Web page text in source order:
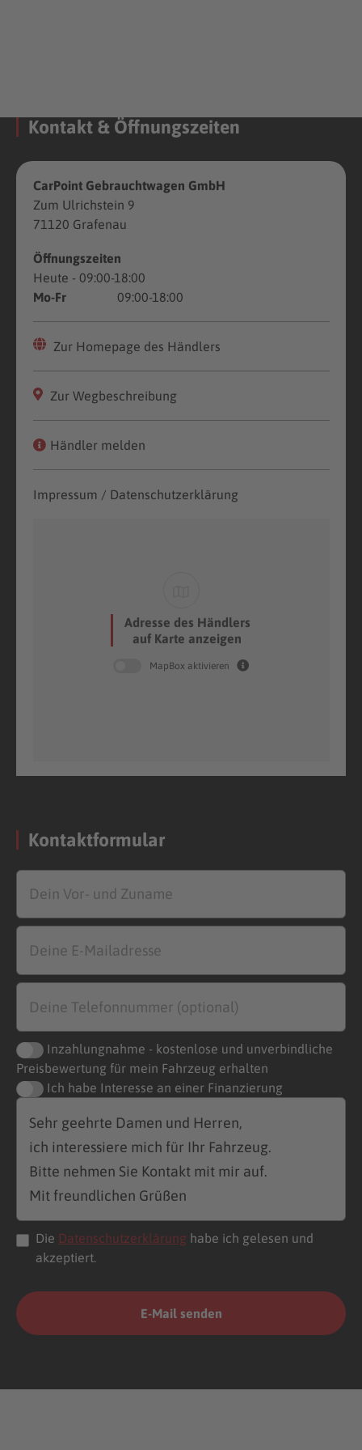
Kontakt & Öffnungszeiten
CarPoint Gebrauchtwagen GmbH
Zum Ulrichstein 9
71120 Grafenau
Öffnungszeiten
Heute - 09:00-18:00
Mo-Fr
09:00-18:00
Zur Homepage des Händlers
Zur Wegbeschreibung
Händler melden
Impressum / Datenschutzerklärung
Adresse des Händlers
auf Karte anzeigen
MapBox aktivieren
Kontaktformular
Inzahlungnahme - kostenlose und unverbindliche
Preisbewertung für mein Fahrzeug erhalten
Ich habe Interesse an einer Finanzierung
Die Datenschutzerklärung habe ich gelesen und
akzeptiert.